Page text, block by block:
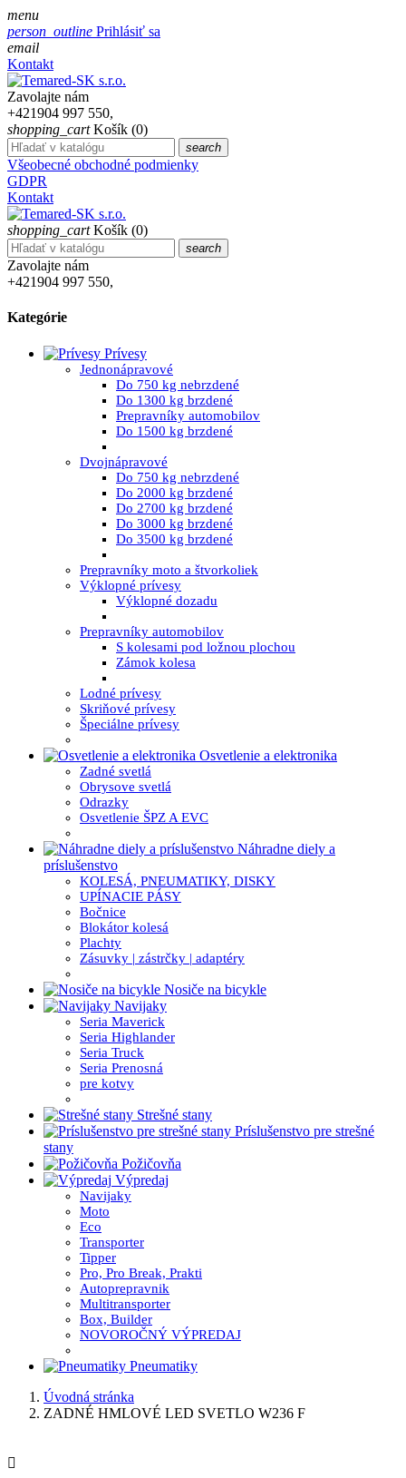
menu
person_outline Prihlásiť sa
email
Kontakt
Zavolajte nám
+421904 997 550,
shopping_cart Košík (0)
search
Všeobecné obchodné podmienky
GDPR
Kontakt
shopping_cart Košík (0)
search
Zavolajte nám
+421904 997 550,
Kategórie
Prívesy
Jednonápravové
Do 750 kg nebrzdené
Do 1300 kg brzdené
Prepravníky automobilov
Do 1500 kg brzdené
Dvojnápravové
Do 750 kg nebrzdené
Do 2000 kg brzdené
Do 2700 kg brzdené
Do 3000 kg brzdené
Do 3500 kg brzdené
Prepravníky moto a štvorkoliek
Výklopné prívesy
Výklopné dozadu
Prepravníky automobilov
S kolesami pod ložnou plochou
Zámok kolesa
Lodné prívesy
Skriňové prívesy
Špeciálne prívesy
Osvetlenie a elektronika
Zadné svetlá
Obrysove svetlá
Odrazky
Osvetlenie ŠPZ A EVC
Náhradne diely a
príslušenstvo
KOLESÁ, PNEUMATIKY, DISKY
UPÍNACIE PÁSY
Bočnice
Blokátor kolesá
Plachty
Zásuvky | zástrčky | adaptéry
Nosiče na bicykle
Navijaky
Seria Maverick
Seria Highlander
Seria Truck
Seria Prenosná
pre kotvy
Strešné stany
Príslušenstvo pre strešné
stany
Požičovňa
Výpredaj
Navijaky
Moto
Eco
Transporter
Tipper
Pro, Pro Break, Prakti
Autoprepravnik
Multitransporter
Box, Builder
NOVOROČNÝ VÝPREDAJ
Pneumatiky
Úvodná stránka
ZADNÉ HMLOVÉ LED SVETLO W236 F
